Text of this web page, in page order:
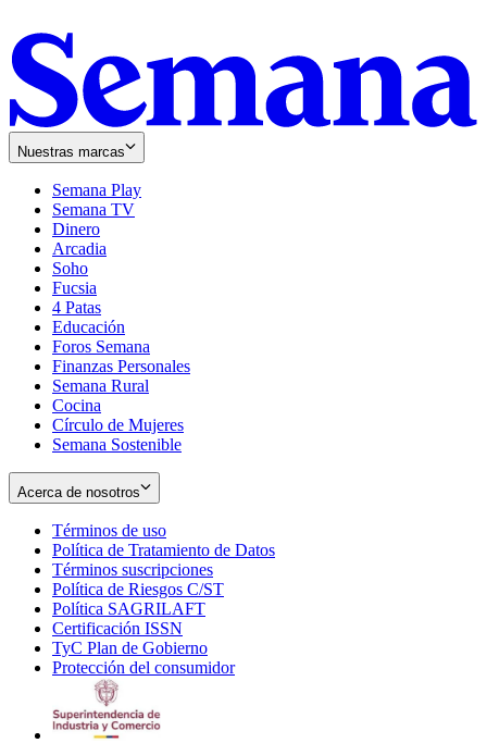
Nuestras marcas
Semana Play
Semana TV
Dinero
Arcadia
Soho
in
new
window
Fucsia
in
new
window
4 Patas
Educación
Foros Semana
Finanzas Personales
Semana Rural
Cocina
Círculo de Mujeres
Semana Sostenible
Acerca de nosotros
Términos de uso
in
new
window
Política de Tratamiento de Datos
Términos suscripciones
in
Política de Riesgos C/ST
Política SAGRILAFT
new
window
Certificación ISSN
in
new
TyC Plan de Gobierno
in
Protección del consumidorOpens